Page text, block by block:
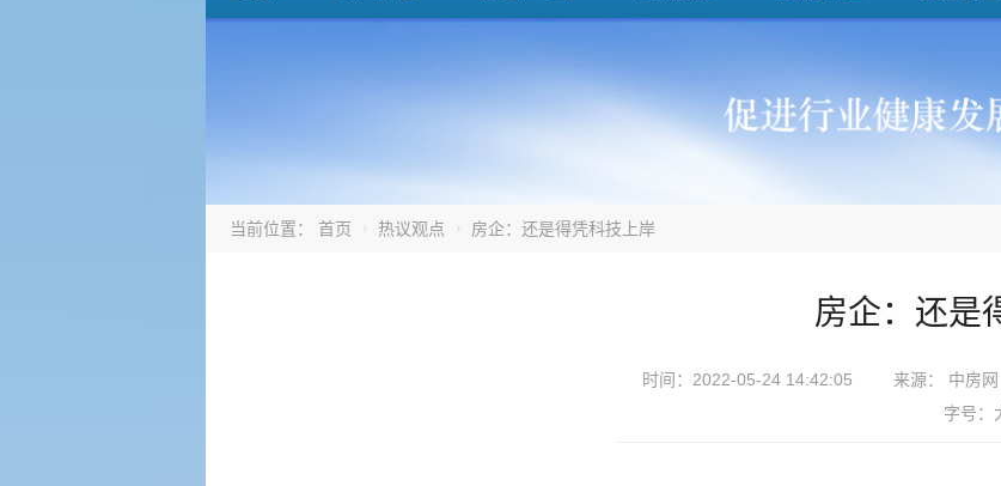
当前位置： 首页 热议观点 房企：还是得凭科技上岸
房企：还是
时间：2022-05-24 14:42:05 来源： 中房网
字号：